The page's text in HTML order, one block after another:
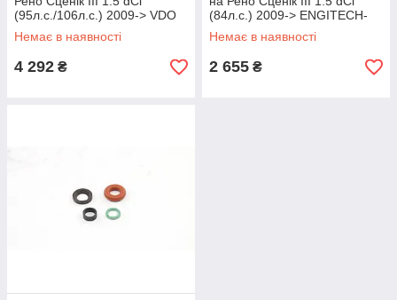
(95л.с./106л.с.) 2009-> VDO
A2C59506225
Немає в наявності
4 292 ₴
(84л.с.) 2009-> ENGITECH-
ENT2300301
Немає в наявності
2 655 ₴